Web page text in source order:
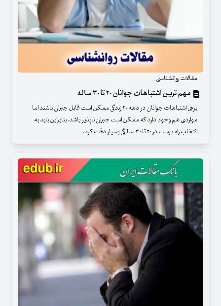
مقالات روانشناسی
مهم ترین اشتباهات جوانان ۲۰ تا ۳۰ ساله
برخی اشتباهات جوانان در دهه ۲۰ زندگی ممکن است قابل جبران باشند اما
مواردی هم وجود دارد که ممکن است جبران ناپذیر باشد. بنابراین باید به
انتخاب راه درست در ۲۰ تا ۳۰ سالگی بسیار دقت کرد.